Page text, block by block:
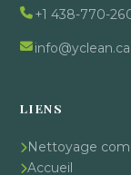
+1 438-770-
info@yclean.ca
LIENS
Nettoyage
Accueil